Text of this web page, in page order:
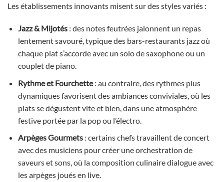
Les établissements innovants misent sur des styles variés :
Jazz & Mijotés: des notes feutrées jalonnent un repas
lentement savouré, typique des bars-restaurants jazz où
chaque plat s’accorde avec un solo de saxophone ou un
couplet de piano.
Rythme et Fourchette: au contraire, des rythmes plus
dynamiques favorisent des ambiances conviviales, où les
plats se dégustent vite et bien, dans une atmosphère
festive portée par la pop ou l’électro.
Arpèges Gourmets: certains chefs travaillent de concert
avec des musiciens pour créer une orchestration de
saveurs et sons, où la composition culinaire dialogue avec
les arpèges joués en live.